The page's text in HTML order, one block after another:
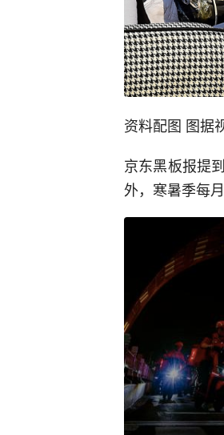
资料配图 图据
京东黑板报提
外，寒暑季每